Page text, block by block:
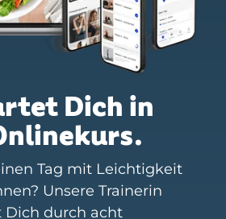
Dich in
Tag mit Leichtigkeit
Unsere Trainerin
Dich durch acht